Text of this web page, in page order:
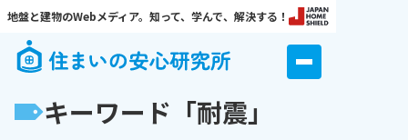
地盤と建物のWebメディア。知って、学んで、解決する！
キーワード「耐震」